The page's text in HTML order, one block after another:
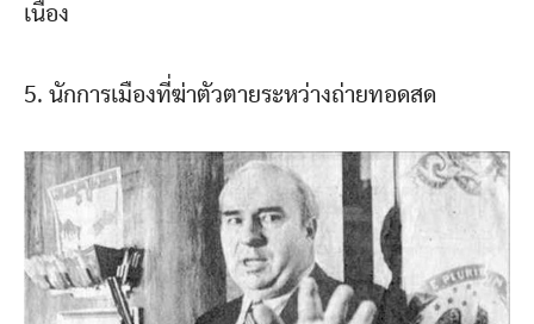
เนื่อง
5. นักการเมืองที่ฆ่าตัวตายระหว่างถ่ายทอดสด